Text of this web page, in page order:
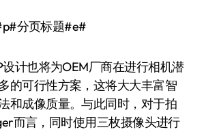
分页标题#e#
计也将为OEM厂商在进行相机潜
的可行性方案，这将大大丰富智
和成像质量。与此同时，对于拍
而言，同时使用三枚摄像头进行